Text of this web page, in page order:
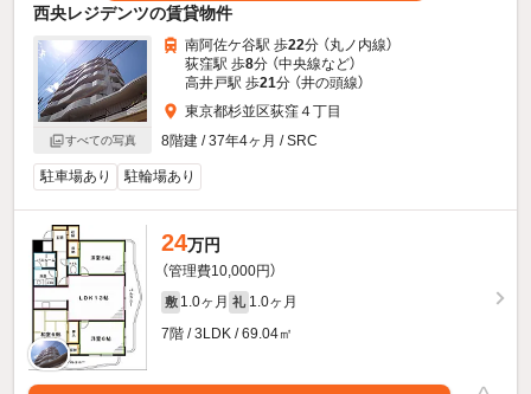
西央レジデンツの賃貸物件
すべての写真
南阿佐ケ谷駅 歩22分 （丸ノ内線）
荻窪駅 歩8分 （中央線など）
高井戸駅 歩21分 （井の頭線）
東京都杉並区荻窪４丁目
8階建 / 37年4ヶ月 / SRC
駐車場あり 駐輪場あり
24万円
（管理費10,000円）
敷 1.0ヶ月 礼 1.0ヶ月
7階 / 3LDK / 69.04㎡